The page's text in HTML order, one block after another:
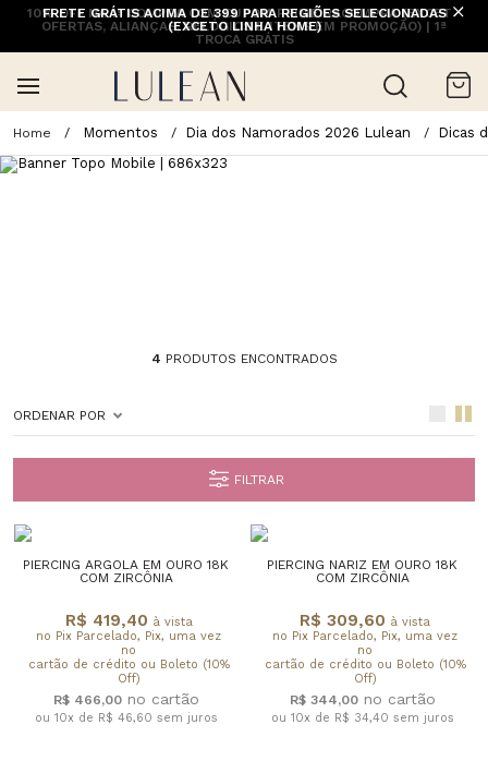
10% OFF NA 1ª COMPRA COM CUPOM PRIMEIRACOMPRA (EXCETO
OFERTAS, ALIANÇAS, RELÓGIOS E ITENS EM PROMOÇÃO) | 1ª
TROCA GRÁTIS
FRETE GRÁTIS ACIMA DE 399 PARA REGIÕES SELECIONADAS
(EXCETO LINHA HOME)
Momentos Dia dos Namorados 2026 Lulean Dicas
4 PRODUTOS ENCONTRADOS
ORDENAR POR
FILTRAR
PIERCING ARGOLA EM OURO 18K
COM ZIRCÔNIA
R$ 419,40 à vista
no Pix Parcelado, Pix, uma vez
no
cartão de crédito ou Boleto (10%
Off)
R$ 466,00
ou 10x de R$ 46,60 sem juros
PIERCING NARIZ EM OURO 18K
COM ZIRCÔNIA
R$ 309,60 à vista
no Pix Parcelado, Pix, uma vez
no
cartão de crédito ou Boleto (10%
Off)
R$ 344,00
ou 10x de R$ 34,40 sem juros